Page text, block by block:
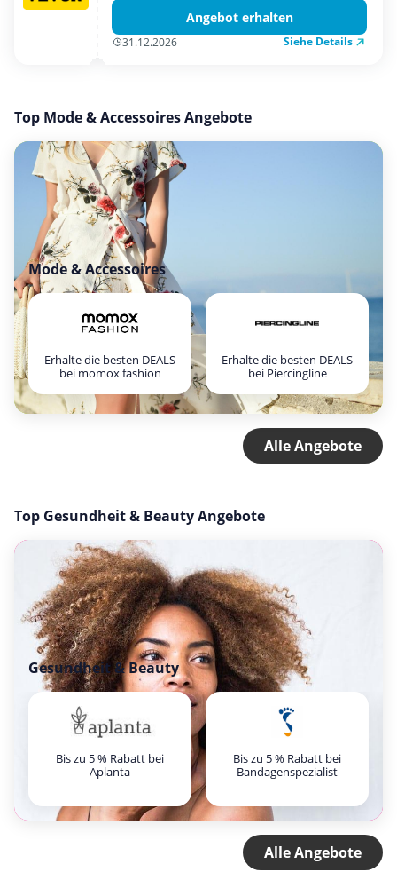
Angebot erhalten
31.12.2026 Siehe Details
Top Mode & Accessoires Angebote
Mode & Accessoires
Erhalte die besten DEALS
bei momox fashion
Erhalte die besten DEALS
bei Piercingline
Alle Angebote
Top Gesundheit & Beauty Angebote
Gesundheit & Beauty
Bis zu 5 % Rabatt bei
Aplanta
Bis zu 5 % Rabatt bei
Bandagenspezialist
Alle Angebote